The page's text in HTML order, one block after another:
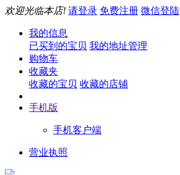
欢迎光临本店! 请登录 免费注册 微信登陆
我的信息
已买到的宝贝 我的地址管理
购物车
收藏夹
收藏的宝贝 收藏的店铺
手机版
手机客户端
营业执照